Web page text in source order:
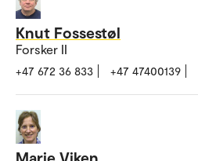
Knut Fossestøl
Forsker II
+47 672 36 833 +47 47400139
Marie Viken